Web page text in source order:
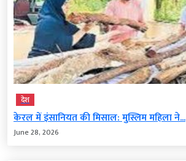
देश
केरल में इंसानियत की मिसाल: मुस्लिम महिला ने...
June 28, 2026